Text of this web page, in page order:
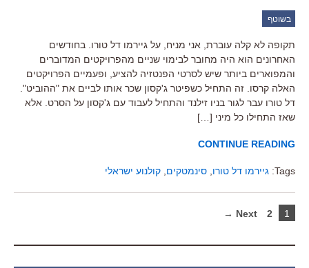
בשוטף
תקופה לא קלה עוברת, אני מניח, על גיירמו דל טורו. בחודשים
האחרונים הוא היה מחובר לבימוי שניים מהפרויקטים המדוברים
והמפוארים ביותר שיש לסרטי הפנטזיה להציע, ופעמיים הפרויקטים
האלה קרסו. זה התחיל כשפיטר ג'קסון שכר אותו לביים את "ההוביט".
דל טורו עבר לגור בניו זילנד והתחיל לעבוד עם ג'קסון על הסרט. אלא
שאז התחילו כל מיני […]
CONTINUE READING
Tags: גיירמו דל טורו סינמטקים קולנוע ישראלי
1
2
Next →